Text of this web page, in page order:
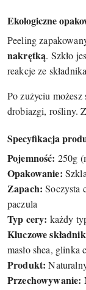
Ekologiczne
Peeling
nakrętką. Szkło
reakcje ze
Po zużyciu
drobiazgi, rośliny.
Specyfikacja
Pojemność: 250g
Opakowanie:
Zapach: Soczysta
paczula
Typ cery: każdy
Kluczowe
masło shea,
Produkt:
Przechowywanie: